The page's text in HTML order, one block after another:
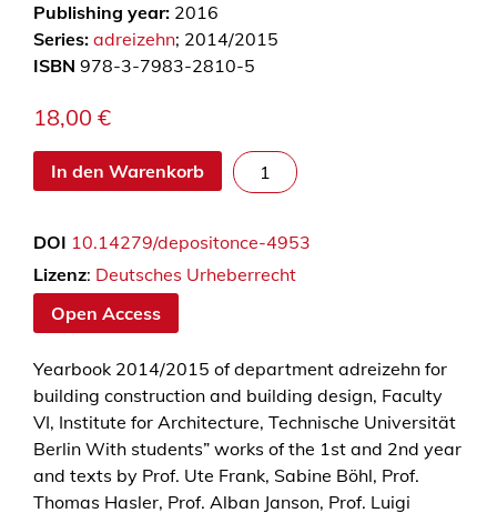
Publishing year: 2016
Series: adreizehn; 2014/2015
ISBN 978-3-7983-2810-5
18,00 €
In den Warenkorb
d
e
i
n
2
0
1
4
DOI 10.14279/depositonce-4953
Lizenz: Deutsches Urheberrecht
Open Access
Yearbook 2014/2015 of department adreizehn for
building construction and building design, Faculty
VI, Institute for Architecture, Technische Universität
Berlin With students” works of the 1st and 2nd year
and texts by Prof. Ute Frank, Sabine Böhl, Prof.
Thomas Hasler, Prof. Alban Janson, Prof. Luigi